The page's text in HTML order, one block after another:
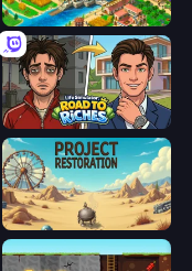
Empire City
Life Simulator: Road to Riches
Project Restoration